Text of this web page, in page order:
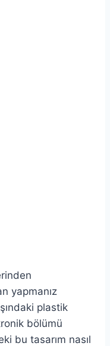
yapmanız
plastik
bölümü
bu tasarım nasıl